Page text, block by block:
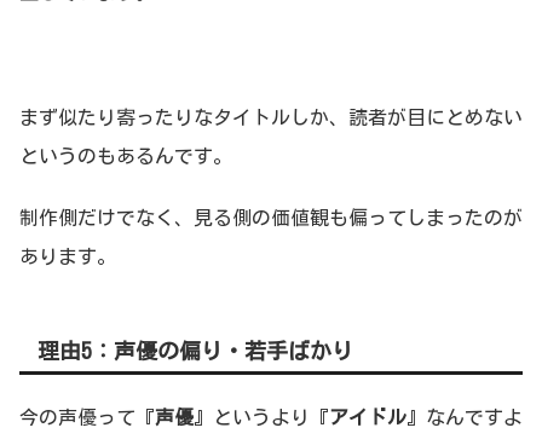
まず似たり寄ったりなタイトルしか、読者が目にとめない
というのもあるんです。
制作側だけでなく、見る側の価値観も偏ってしまったのが
あります。
理由5：声優の偏り・若手ばかり
今の声優って『声優』というより『アイドル』なんですよ